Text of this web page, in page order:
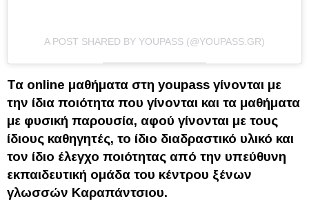
A POST SHARED BY YOUPASS (@YOUPASS.GR)
Τα online μαθήματα στη youpass γίνονται με
την ίδια ποιότητα που γίνονται και τα μαθήματα
με φυσική παρουσία, αφού γίνονται με τους
ίδιους καθηγητές, το ίδιο διαδραστικό υλικό και
τον ίδιο έλεγχο ποιότητας από την υπεύθυνη
εκπαιδευτική ομάδα του κέντρου ξένων
γλωσσών Καραπάντσιου.